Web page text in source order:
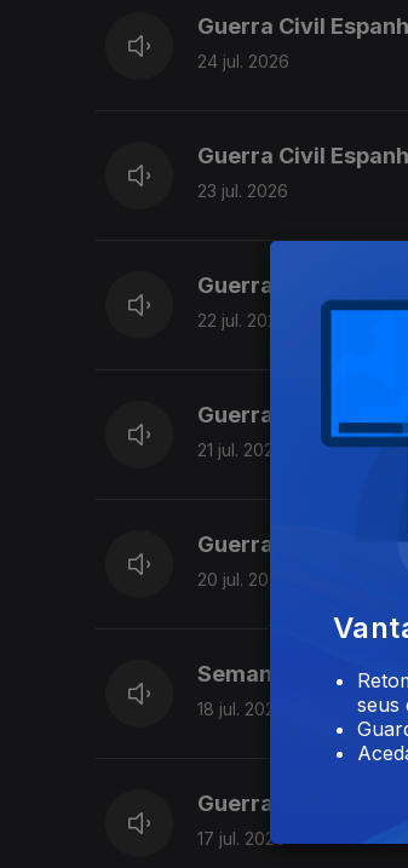
Guerra Civil
24 jul. 2026
Guerra Civil
23 jul. 2026
Guerra Civil
22 jul. 2026
Guerra Civil
21 jul. 2026
Guerra Civil
20 jul. 2026
Semana de 13 a 17
18 jul. 2026
Guerra Civil
17 jul. 2026
seus